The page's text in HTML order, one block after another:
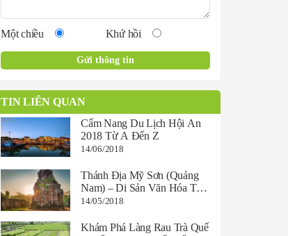
Một chiều Khứ hồi
TIN LIÊN QUAN
Cẩm Nang Du Lịch Hội An
2018 Từ A Đến Z
14/06/2018
Thánh Địa Mỹ Sơn (Quảng
Nam) – Di Sản Văn Hóa Thế
Giới
14/05/2018
Khám Phá Làng Rau Trà Quế